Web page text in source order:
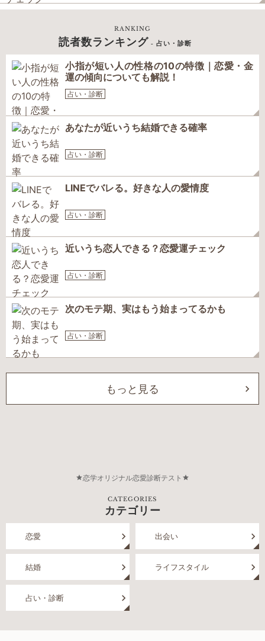
RANKING
読者数ランキング - 占い・診断
小指が短い人の性格の10の特徴｜恋愛・金
運の傾向についても解説！
占い・診断
あなたが近いうち結婚できる確率
占い・診断
LINEでバレる。好きな人の愛情度
占い・診断
近いうち恋人できる？恋愛運チェック
占い・診断
次のモテ期、実はもう始まってるかも
占い・診断
もっと見る
恋学オリジナル恋愛診断テスト
CATEGORIES
カテゴリー
恋愛 出会い
結婚 ライフスタイル
占い・診断